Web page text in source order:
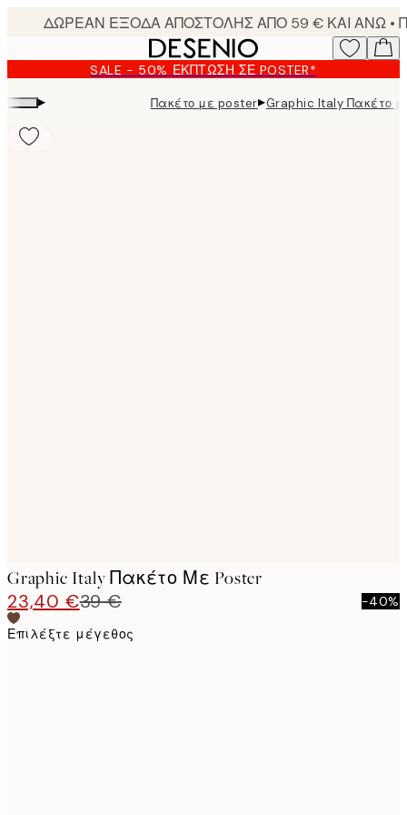
content.
SALE - 50% ΈΚΠΤΩΣΗ ΣΕ POSTER*
▸ Πακέτο με poster▸Graphic Italy Πακέτο
Graphic Italy Πακέτο Με Poster
23,40 €39 €
-40%
Επιλέξτε μέγεθος